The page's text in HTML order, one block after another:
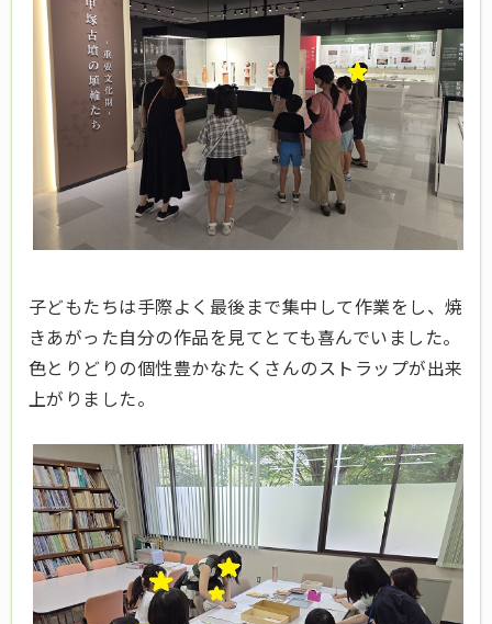
子どもたちは手際よく最後まで集中して作業をし、焼
きあがった自分の作品を見てとても喜んでいました。
色とりどりの個性豊かなたくさんのストラップが出来
上がりました。